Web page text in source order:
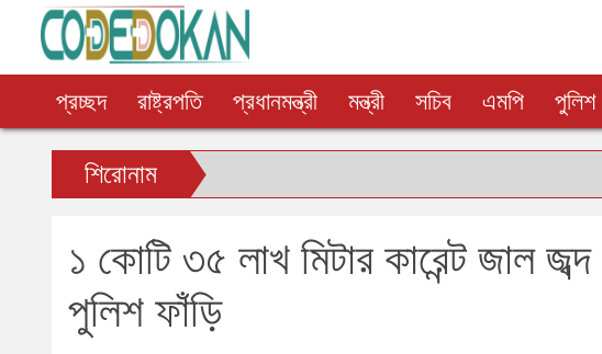
প্রচ্ছদ রাষ্ট্রপতি প্রধানমন্ত্রী মন্ত্রী সচিব এমপি পুলিশ
শিরোনাম
১ কোটি ৩৫ লাখ মিটার কারেন্ট জাল
পুলিশ ফাঁড়ি